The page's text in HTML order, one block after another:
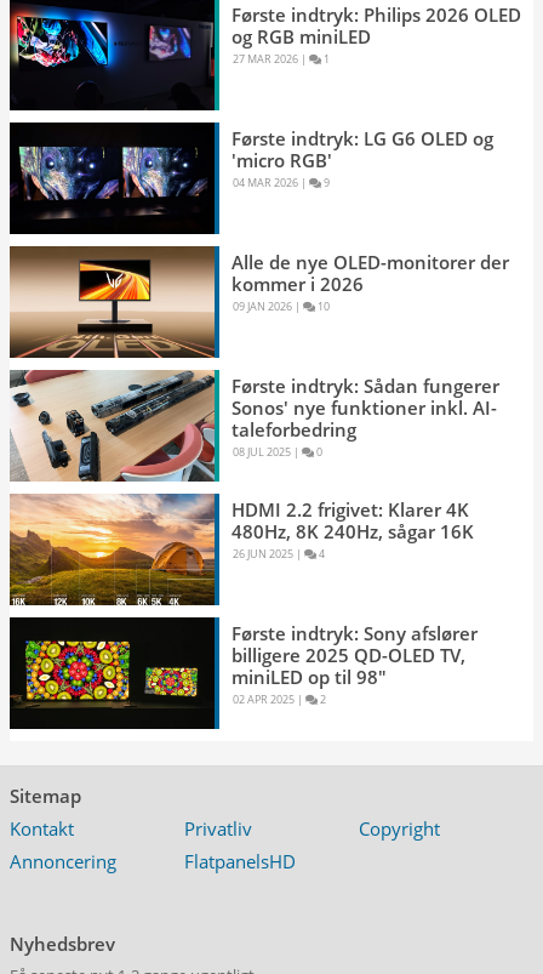
Første indtryk: Philips 2026 OLED
og RGB miniLED
27 MAR 2026 | 1
Første indtryk: LG G6 OLED og
'micro RGB'
04 MAR 2026 | 9
Alle de nye OLED-monitorer der
kommer i 2026
09 JAN 2026 | 10
Første indtryk: Sådan fungerer
Sonos' nye funktioner inkl. AI-
taleforbedring
08 JUL 2025 | 0
HDMI 2.2 frigivet: Klarer 4K
480Hz, 8K 240Hz, sågar 16K
26 JUN 2025 | 4
Første indtryk: Sony afslører
billigere 2025 QD-OLED TV,
miniLED op til 98"
02 APR 2025 | 2
Sitemap
Kontakt
Privatliv
Copyright
Annoncering
FlatpanelsHD
Nyhedsbrev